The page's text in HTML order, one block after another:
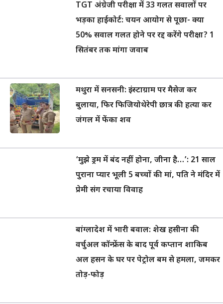
TGT अंग्रेजी परीक्षा में 33 गलत सवालों पर
भड़का हाईकोर्ट: चयन आयोग से पूछा- क्या
50% सवाल गलत होने पर रद्द करेंगे परीक्षा? 1
सितंबर तक मांगा जवाब
मथुरा में सनसनी: इंस्टाग्राम पर मैसेज कर
बुलाया, फिर फिजियोथेरेपी छात्र की हत्या कर
जंगल में फेंका शव
‘मुझे ड्रम में बंद नहीं होना, जीना है…’: 21 साल
पुराना प्यार भूली 5 बच्चों की मां, पति ने मंदिर में
प्रेमी संग रचाया विवाह
बांग्लादेश में भारी बवाल: शेख हसीना की
वर्चुअल कॉन्फ्रेंस के बाद पूर्व कप्तान शाकिब
अल हसन के घर पर पेट्रोल बम से हमला, जमकर
तोड़-फोड़